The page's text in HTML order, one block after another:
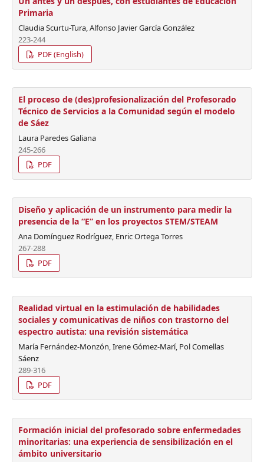
Primaria
Claudia Scurtu-Tura, Alfonso Javier García González
223-244
PDF (English)
El proceso de (des)profesionalización del Profesorado
Técnico de Servicios a la Comunidad según el modelo
de Sáez
Laura Paredes Galiana
245-266
PDF
Diseño y aplicación de un instrumento para medir la
presencia de la “E” en los proyectos STEM/STEAM
Ana Domínguez Rodríguez, Enric Ortega Torres
267-288
PDF
Realidad virtual en la estimulación de habilidades
sociales y comunicativas de niños con trastorno del
espectro autista: una revisión sistemática
María Fernández-Monzón, Irene Gómez-Marí, Pol Comellas
Sáenz
289-316
PDF
Formación inicial del profesorado sobre enfermedades
minoritarias: una experiencia de sensibilización en el
ámbito universitario